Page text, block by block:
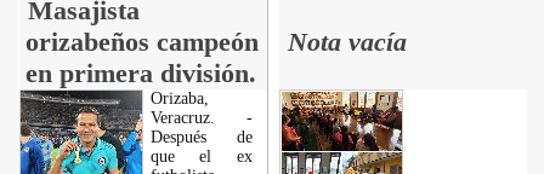
Masajista
orizabeños campeón
en primera división.
Nota vacía
Orizaba,
Veracruz. -
Después de
que el ex